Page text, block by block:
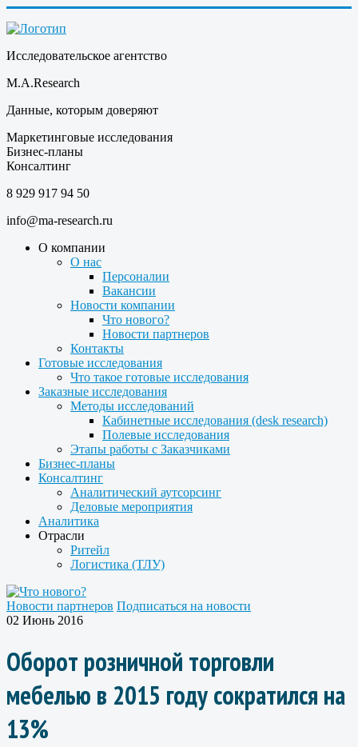
Исследовательское агентство
M.A.Research
Данные, которым доверяют
Маркетинговые исследования
Бизнес-планы
Консалтинг
8 929 917 94 50
info@ma-research.ru
О компании
О нас
Персоналии
Вакансии
Новости компании
Что нового?
Новости партнеров
Контакты
Готовые исследования
Что такое готовые исследования
Заказные исследования
Методы исследований
Кабинетные исследования (desk research)
Полевые исследования
Этапы работы с Заказчиками
Бизнес-планы
Консалтинг
Аналитический аутсорсинг
Деловые мероприятия
Аналитика
Отрасли
Ритейл
Логистика (ТЛУ)
Новости партнеров Подписаться на новости
02 Июнь 2016
Оборот розничной торговли
мебелью в 2015 году сократился на
13%